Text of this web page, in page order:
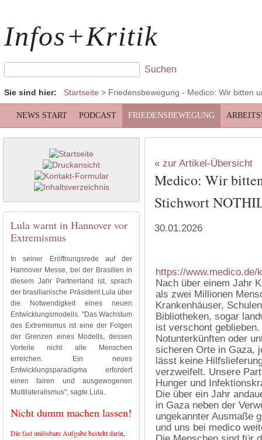
Infos+Kritik
Sie sind hier: Startseite > Friedensbewegung - Medico: Wir bitten
NEWS START PODCAST FRIEDENSBEWEGUNG
Lula warnt in Hannover vor
Extremismus
In seiner Eröffnungsrede auf der
Hannover Messe, bei der Brasilien in
diesem Jahr Partnerland ist, sprach
der brasilianische Präsident Lula über
die Notwendigkeit eines neuen
Entwicklungsmodells. "Das Wachstum
des Extremismus ist eine der Folgen
der Grenzen eines Modells, dessen
Vorteile nicht alle Menschen
erreichen. Ein neues
Entwicklungsparadigma erfordert
einen fairen und ausgewogenen
Multilateralismus", sagte Lula.
Nicht dumm machen lassen!
Die fast unlösbare Aufgabe besteht darin,
« zur Artikel-Übersicht
Medico: Wir
Stichwort
30.01.2026
https://www.medico.de/
Nach über einem Jahr
als zwei Millionen
Krankenhäuser,
Bibliotheken, sogar
ist verschont
Notunterkünften oder
sicheren Orte in Gaza,
lässt keine
verzweifelt. Unsere
Hunger und
Die über ein Jahr
in Gaza neben der
ungekannter Ausmaße
und uns bei medico